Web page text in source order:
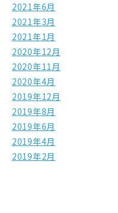
2021年6月
2021年3月
2021年1月
2020年12月
2020年11月
2020年4月
2019年12月
2019年8月
2019年6月
2019年4月
2019年2月